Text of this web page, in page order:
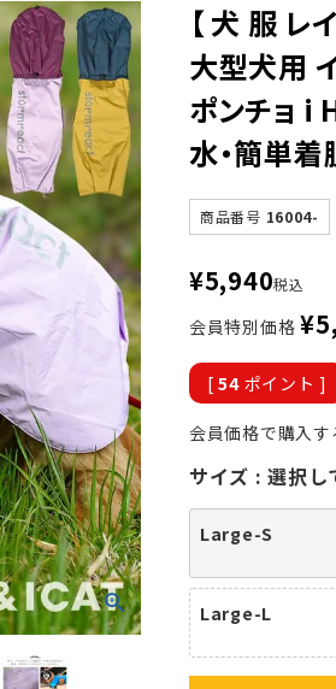
【 犬 服 レ
大型犬用
ポンチョ i
水・簡単着
商品番号 16004-
¥5,940税込
会員特別価格 ¥
[ 54 ポイント ]
会員価格で購入す
サイズ 選択し
Large-S
Large-L